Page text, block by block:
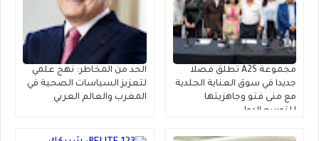
مجموعة A2S تطلق فصلا
جديدا في سوق العناية الجلدية
مع منى فتو وجاهزيتها
للتوسع الدولي
الحد من المخاطر: نهج علمي
لتعزيز السياسات الصحية في
المغرب والعالم العربي